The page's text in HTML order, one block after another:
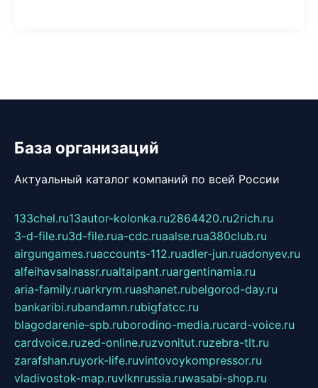
База организаций
Актуальный каталог компаний по всей России
133chel.ru13autor-kolonka.ru2864420.ru2rich.ru
3-d-file.ru3d-file.rua-cdc.ruaalse.rua380club.ru
airgungames.ruaccounts-112.ruadler-jun.ruadonyev.ru
alfeihavsalnassr.rualtaipant.ruargentinamia.ru
aria-family.ruarkrym.ruashanet.rubelgorod-day.ru
bankaribi.rubandamn.rubigfatcc.ru
blagodarenie-spb.ruborodino-media.rucard-voice.ru
cardvoice.ruzed-online.ruzvonitut.ruzebra-tlt.ru
zarafshan.ruyork-life.ruvintovoykompressor.ru
vladivostok-map.ruvlknrussia.ruwasabi-shop.ru